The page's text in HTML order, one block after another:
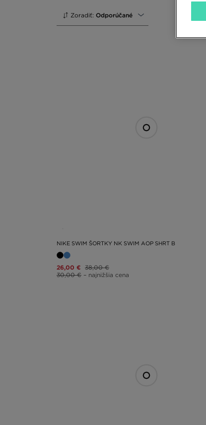
Zoradiť: Odporúčané
NIKE SWIM ŠORTKY NK SWIM AOP SHRT B
26,00 € 38,00 €
30,00 € – najnižšia cena